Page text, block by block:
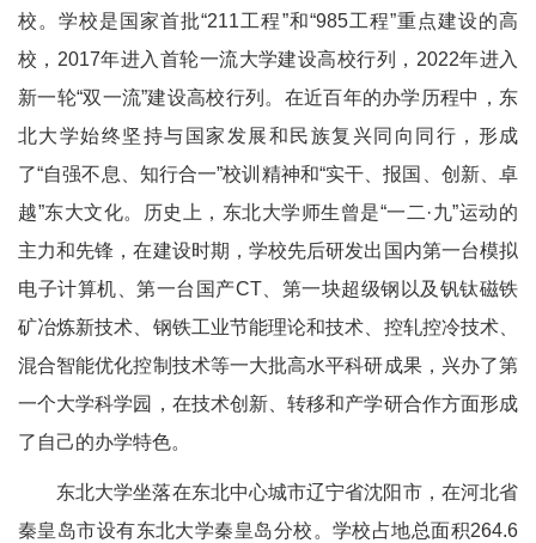
校。学校是国家首批“211工程”和“985工程”重点建设的高
校，2017年进入首轮一流大学建设高校行列，2022年进入
新一轮“双一流”建设高校行列。在近百年的办学历程中，东
北大学始终坚持与国家发展和民族复兴同向同行，形成
了“自强不息、知行合一”校训精神和“实干、报国、创新、卓
越”东大文化。历史上，东北大学师生曾是“一二·九”运动的
主力和先锋，在建设时期，学校先后研发出国内第一台模拟
电子计算机、第一台国产CT、第一块超级钢以及钒钛磁铁
矿冶炼新技术、钢铁工业节能理论和技术、控轧控冷技术、
混合智能优化控制技术等一大批高水平科研成果，兴办了第
一个大学科学园，在技术创新、转移和产学研合作方面形成
了自己的办学特色。
东北大学坐落在东北中心城市辽宁省沈阳市，在河北省
秦皇岛市设有东北大学秦皇岛分校。学校占地总面积264.6